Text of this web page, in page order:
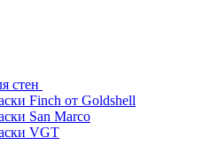
стен
Finch от Goldshell
San Marco
VGT